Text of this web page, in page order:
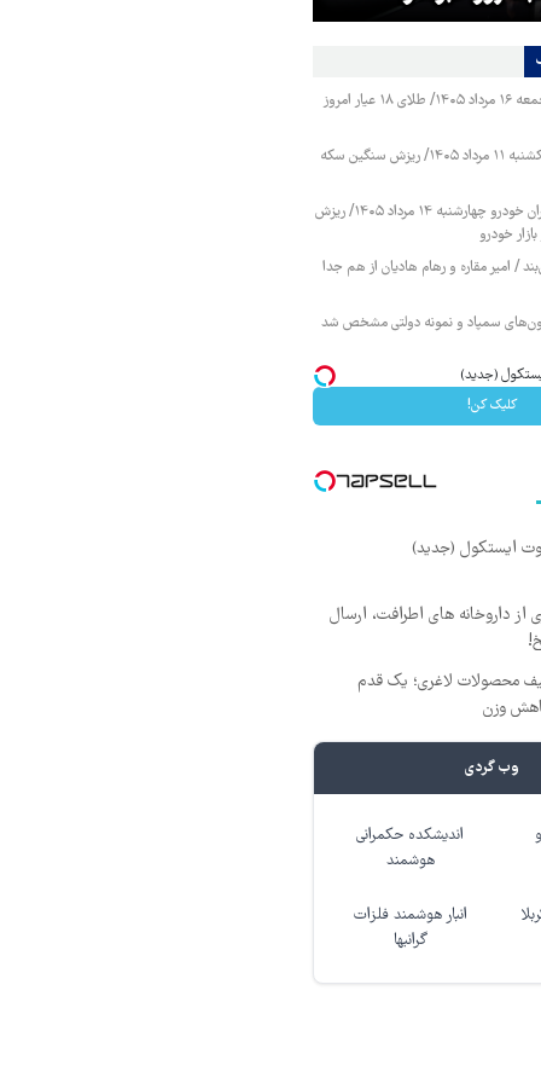
قیمت طلا و سکه جمعه ۱۶ مرداد ۱۴۰۵/ طلای ۱۸ عیار امروز
قیمت طلا و سکه یکشنبه ۱۱ مرداد ۱۴۰۵/ ریزش سنگین سکه
قیمت محصولات ایران خودرو چهارشنبه ۱۴ مرداد ۱۴۰۵/ ریزش
خودرو
/ امیر مقاره و رهام هادیان از هم جدا
سمپاد و نمونه دولتی مشخص شد
کلیک کن!
از داروخانه های اطرافت، ارسال
محصولات لاغری؛ یک قدم
وزن
وب گردی
اندیشکده حکمرانی
هوشمند
انبار هوشمند فلزات
گرانبها